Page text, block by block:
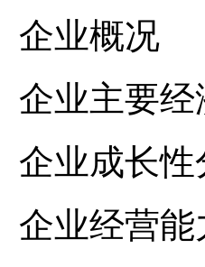
概况
要经济
成长性
经营能